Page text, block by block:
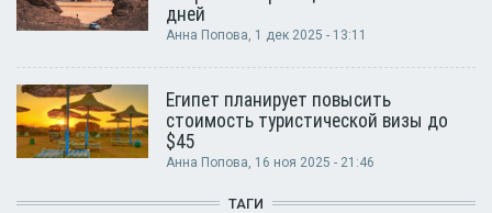
дней
Анна Попова, 1 дек 2025 - 13:11
Египет планирует повысить
стоимость туристической визы до
$45
Анна Попова, 16 ноя 2025 - 21:46
ТАГИ